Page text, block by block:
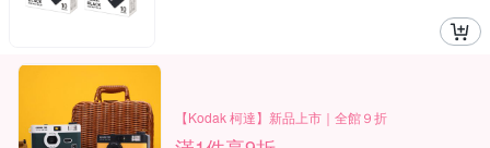
【Kodak 柯達】新品上市｜全館９折